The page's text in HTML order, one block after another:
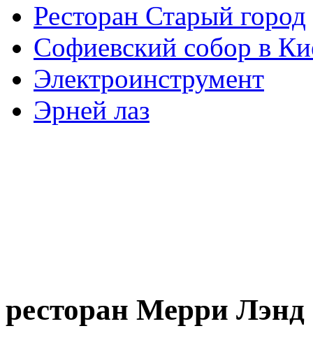
Ресторан Старый город
Софиевский собор в
Электроинструмент
Эрней лаз
ресторан Мерри Лэнд